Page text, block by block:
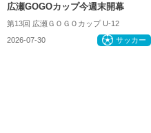
広瀬GOGOカップ今週末開幕
第13回 広瀬ＧＯＧＯカップ U-12
2026-07-30 サッカー